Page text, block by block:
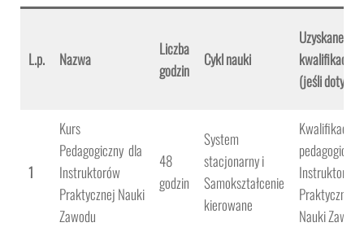
L.p. Nazwa
Liczba
godzin
Cykl nauki
Uzyskane
kwalifikacje
(jeśli dotyczy)
1
Kurs
Pedagogiczny dla
Instruktorów
Praktycznej Nauki
Zawodu
48
godzin
System
stacjonarny i
Samokształcenie
kierowane
Kwalifikacje
pedagogiczne
Instruktora
Praktycznej
Nauki